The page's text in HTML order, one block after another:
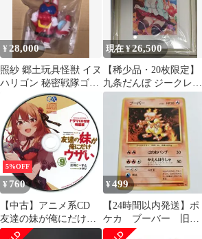
¥ 28,000
照紗 郷土玩具怪獣 イヌ
ハリゴン 秘密戦隊ゴレ
ンジャー コラボ ソフビ
未開封
現在 ¥26,500
【稀少品・20枚限定】
九条だんぼ ジークレー
直筆サイン入
5%OFF
¥ 760
【中古】アニメ系CD
友達の妹が俺にだけウ
ザい 第9巻 限定特装版
¥499
【24時間以内発送】ポ
ケカ ブーバー 旧
裏 初期